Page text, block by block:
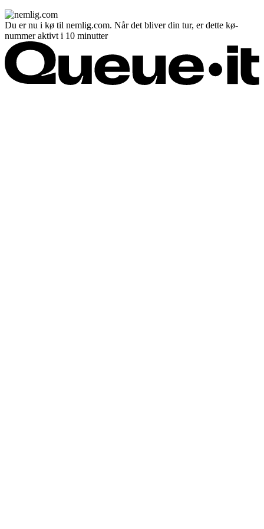
Du er nu i kø til nemlig.com. Når det bliver din tur, er dette kø-
nummer aktivt i 10 minutter